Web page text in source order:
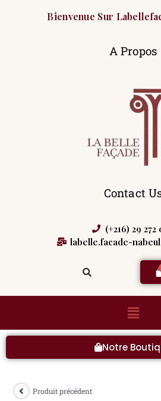
Bienvenue Sur
A Propos
Contact
(+216) 29 272
labelle.facade-
Notre
Produit précédent